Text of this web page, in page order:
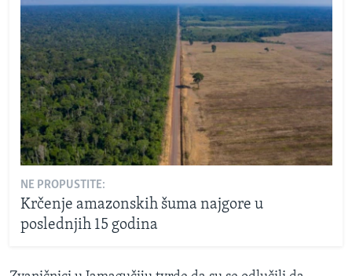
NE PROPUSTITE:
Krčenje amazonskih šuma najgore u
poslednjih 15 godina